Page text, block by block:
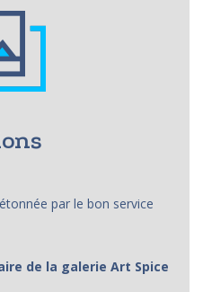
par le bon service
de la galerie Art Spice